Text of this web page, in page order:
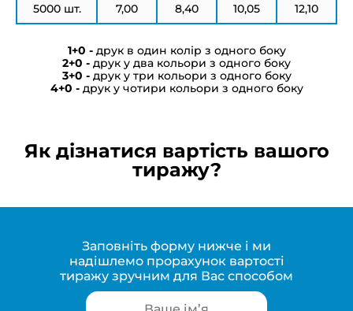
5000 шт. 7,00 8,40 10,05 12,10
друк в один колір з одного боку
друк у два кольори з одного боку
друк у три кольори з одного боку
друк у чотири кольори з одного боку
Як дізнатися вартість вашого
тиражу?
Заповніть форму нижче і ми
надішлемо прорахунок вартості
тиражу зручним для Вас способом